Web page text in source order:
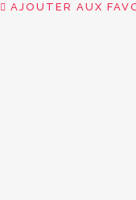
AJOUTER AUX